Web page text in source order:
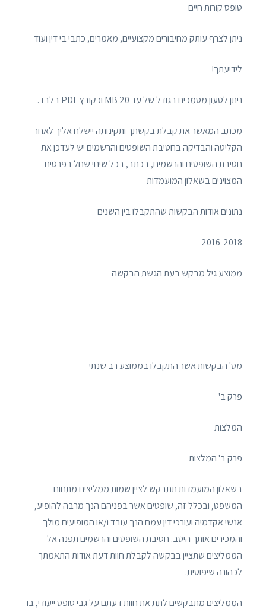
טופס קורות חיים
ניתן לצרף עותק מחיבורים מקצועיים, מאמרים, כתבי בי דין ועוד
לידיעתך!
ניתן לטעון מסמכים בגודל של עד 20 MB וכקובץ PDF בלבד.
מכתב המאשר את קבלת בקשתך ותקינותה יישלח אליך לאחר
הקליטה והבדיקה בחטיבת השופטים והרשמים יש לעדכן את
חטיבת השופטים והרשמים, בכתב, בכל שינוי שחל בפרטים
המצוינים בשאלון המועמדות
נתונים אודות הבקשות שהתקבלו בין השנים
2016-2018
ממוצע גיל מבקש בעת הגשת הבקשה
מס' הבקשות אשר התקבלו בממוצע רב שנתי
פרק ב'
המלצות
פרק ב' המלצות
בשאלון המועמדות תתבקש לציין שמות ממליצים מתחום
המשפט, ובכלל זה, שופטים אשר בפניהם הנך מרבה להופיע,
אנשי אקדמיה ועורכי דין עמם הנך עובד ו/או המופיעים מולך
והמכירים אותך היטב. חטיבת השופטים והרשמים תפנה אל
הממליצים שתציין בבקשה לקבלת חוות דעת אודות התאמתך
לכהונה שיפוטית.
הממליצים מתבקשים לתת את חוות דעתם על גבי טופס ייעודי, בו